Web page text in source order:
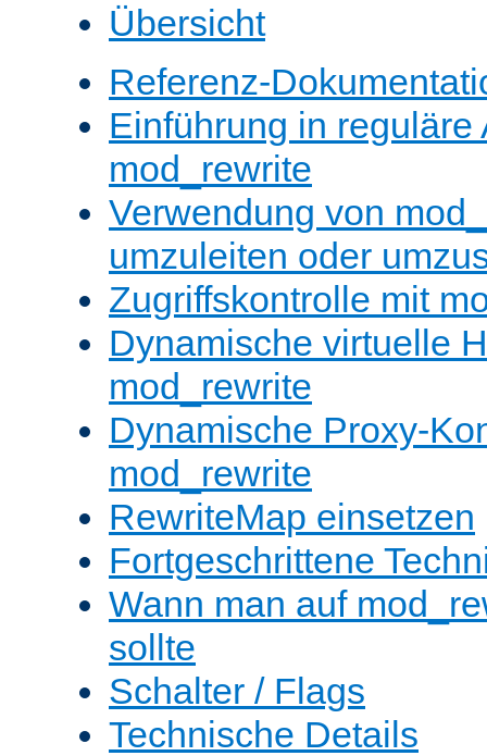
Übersicht
Referenz-
Einführung in reguläre
mod_rewrite
Verwendung von
umzuleiten oder
Zugriffskontrolle mit
Dynamische virtuelle
mod_rewrite
Dynamische Proxy-
mod_rewrite
RewriteMap einsetzen
Fortgeschrittene
Wann man auf
sollte
Schalter / Flags
Technische Details